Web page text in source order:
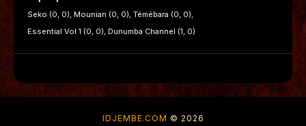
Seko (0, 0) Mounian (0, 0) Témébara (0, 0)
Essential Vol 1 (0, 0) Dunumba Channel (1, 0)
IDJEMBE.COM © 2026